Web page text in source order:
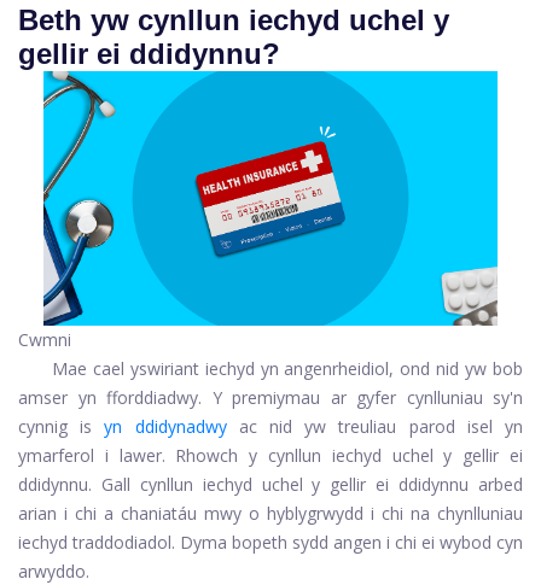
Beth yw cynllun iechyd uchel y
gellir ei ddidynnu?
Cwmni
Mae cael yswiriant iechyd yn angenrheidiol, ond nid yw bob
amser yn fforddiadwy. Y premiymau ar gyfer cynlluniau sy'n
cynnig isyn ddidynadwyac nid yw treuliau parod isel yn
ymarferol i lawer. Rhowch y cynllun iechyd uchel y gellir ei
ddidynnu. Gall cynllun iechyd uchel y gellir ei ddidynnu arbed
arian i chi a chaniatáu mwy o hyblygrwydd i chi na chynlluniau
iechyd traddodiadol. Dyma bopeth sydd angen i chi ei wybod cyn
arwyddo.